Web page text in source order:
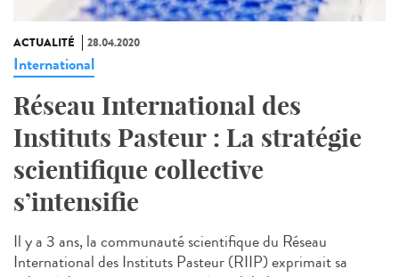
ACTUALITÉ 28.04.2020
International
Réseau International des
Instituts Pasteur : La stratégie
scientifique collective
s’intensifie
Il y a 3 ans, la communauté scientifique du Réseau
International des Instituts Pasteur (RIIP) exprimait sa